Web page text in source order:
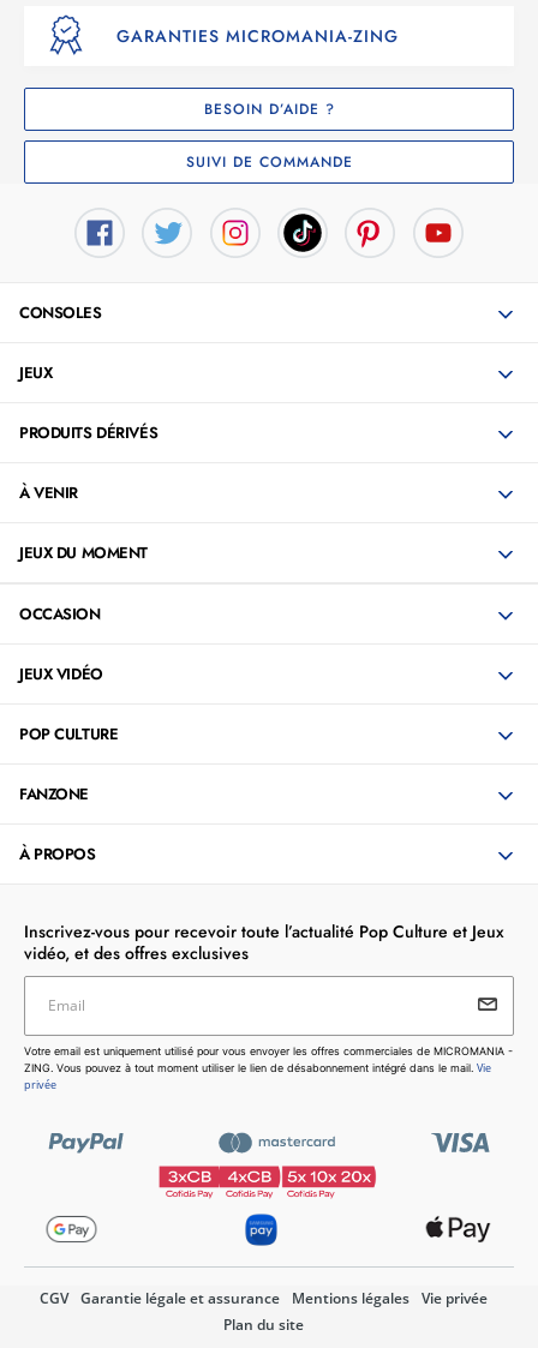
GARANTIES MICROMANIA-ZING
BESOIN D’AIDE ?
SUIVI DE COMMANDE
CONSOLES
JEUX
PRODUITS DÉRIVÉS
À VENIR
JEUX DU MOMENT
OCCASION
JEUX VIDÉO
POP CULTURE
FANZONE
À PROPOS
Inscrivez-vous pour recevoir toute l’actualité Pop Culture et Jeux
vidéo, et des offres exclusives
Votre email est uniquement utilisé pour vous envoyer les
offres commerciales de MICROMANIA - ZING. Vous pouvez
à tout moment utiliser le lien de désabonnement intégré dans
Email
Votre email est uniquement utilisé pour vous envoyer les offres commerciales de MICROMANIA -
ZING. Vous pouvez à tout moment utiliser le lien de désabonnement intégré dans le mail. Vie
privée
CGV Garantie légale et assurance Mentions légales
Vie privée
Plan du site